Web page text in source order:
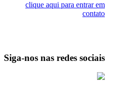
clique aqui para entrar em
contato
Siga-nos nas redes sociais